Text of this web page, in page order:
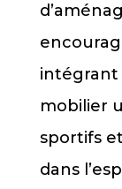
intégrant
mobilier
sportifs
dans